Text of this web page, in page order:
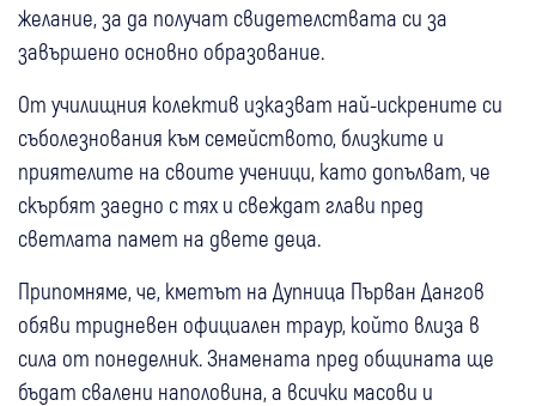
желание, за да получат свидетелствата си за
завършено основно образование.
От училищния колектив изказват най-искрените си
съболезнования към семейството, близките и
приятелите на своите ученици, като допълват, че
скърбят заедно с тях и свеждат глави пред
светлата памет на двете деца.
Припомняме, че, кметът на Дупница Първан Дангов
обяви тридневен официален траур, който влиза в
сила от понеделник. Знамената пред общината ще
бъдат свалени наполовина, а всички масови и